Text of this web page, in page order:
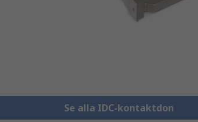
Se alla IDC-kontaktdon